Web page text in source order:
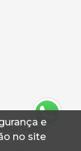
e
no site